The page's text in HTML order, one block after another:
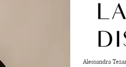
Alessandra